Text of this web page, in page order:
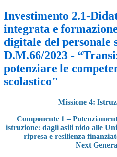
Investimento 2.1-
integrata e
digitale del personale
D.M.66/2023 -
potenziare le
scolastico"
Missione 4:
Componente 1 –
istruzione: dagli asili nidoalle
ripresa e resilienza
Next